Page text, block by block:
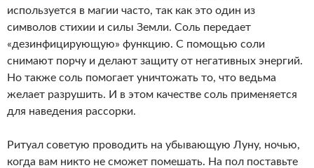
используется в магии часто, так как это один из
символов стихии и силы Земли. Соль передает
«дезинфицирующую» функцию. С помощью соли
снимают порчу и делают защиту от негативных энергий.
Но также соль помогает уничтожать то, что ведьма
желает разрушить. И в этом качестве соль применяется
для наведения рассорки.
Ритуал советую проводить на убывающую Луну, ночью,
когда вам никто не сможет помешать. На пол поставьте